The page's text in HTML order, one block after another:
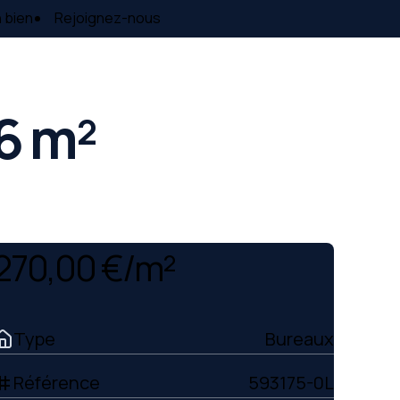
bien Rejoignez-nous
m²
€/m²
Type Bureaux
Référence 593175-0L